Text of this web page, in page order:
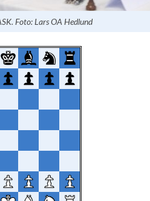
Foto: Lars OA Hedlund